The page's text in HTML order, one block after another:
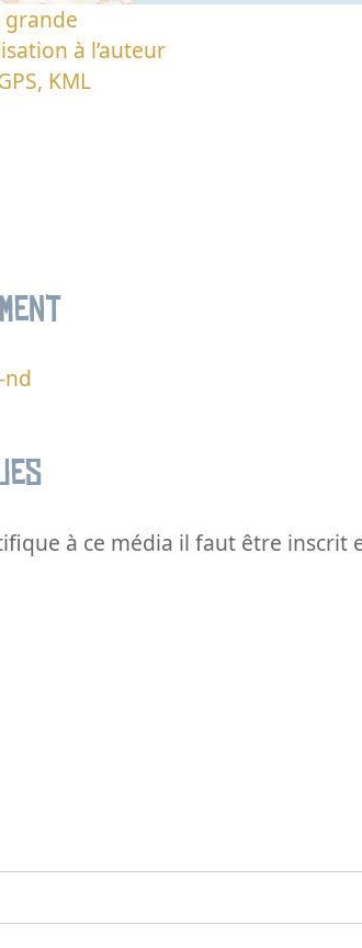
grande
à l’auteur
KML
nd
à ce média il faut être inscrit